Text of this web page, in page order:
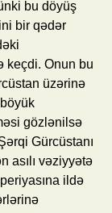
bu döyüş
bir qədər
keçdi. Onun bu
üzərinə
gözlənilsə
Gürcüstanı
asılı vəziyyətə
ildə